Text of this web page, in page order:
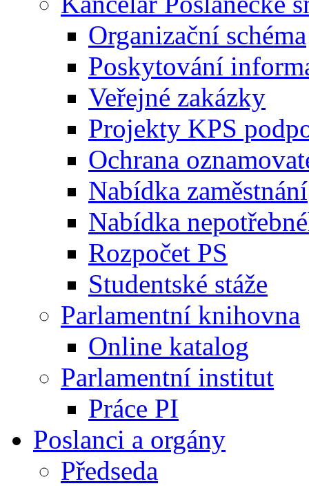
Organizační schéma
Poskytování
Veřejné zakázky
Projekty KPS
Ochrana
Nabídka zaměstnání
Nabídka
Rozpočet PS
Studentské stáže
Parlamentní knihovna
Online katalog
Parlamentní institut
Práce PI
Poslanci a orgány
Předseda